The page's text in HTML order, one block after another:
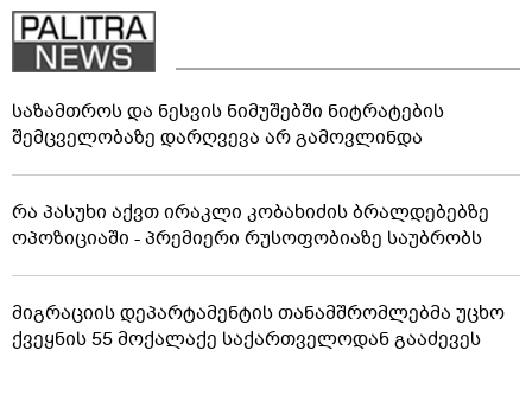
საზამთროს და ნესვის ნიმუშებში ნიტრატების
შემცველობაზე დარღვევა არ გამოვლინდა
რა პასუხი აქვთ ირაკლი კობახიძის ბრალდებებზე
ოპოზიციაში - პრემიერი რუსოფობიაზე საუბრობს
მიგრაციის დეპარტამენტის თანამშრომლებმა უცხო
ქვეყნის 55 მოქალაქე საქართველოდან გააძევეს